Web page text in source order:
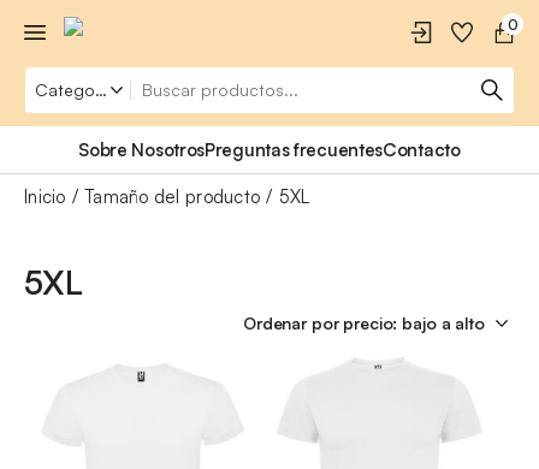
0
Sobre NosotrosPreguntas frecuentesContacto
Inicio Tamaño del producto 5XL
5XL